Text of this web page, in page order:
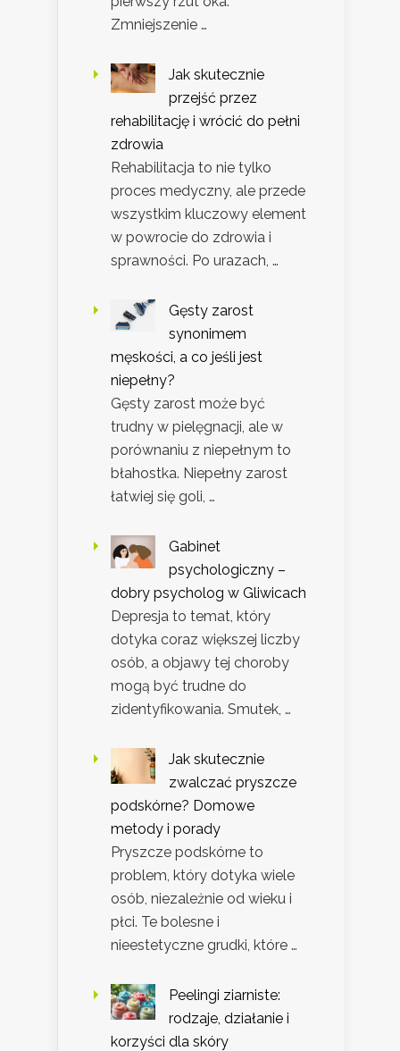
Zmniejszenie …
Jak skutecznie
przejść przez
rehabilitację i wrócić do pełni
zdrowia
Rehabilitacja to nie tylko
proces medyczny, ale przede
wszystkim kluczowy element
w powrocie do zdrowia i
sprawności. Po urazach, …
Gęsty zarost
synonimem
męskości, a co jeśli jest
niepełny?
Gęsty zarost może być
trudny w pielęgnacji, ale w
porównaniu z niepełnym to
błahostka. Niepełny zarost
łatwiej się goli, …
Gabinet
psychologiczny –
dobry psycholog w Gliwicach
Depresja to temat, który
dotyka coraz większej liczby
osób, a objawy tej choroby
mogą być trudne do
zidentyfikowania. Smutek, …
Jak skutecznie
zwalczać pryszcze
podskórne? Domowe
metody i porady
Pryszcze podskórne to
problem, który dotyka wiele
osób, niezależnie od wieku i
płci. Te bolesne i
nieestetyczne grudki, które …
Peelingi ziarniste:
rodzaje, działanie i
korzyści dla skóry